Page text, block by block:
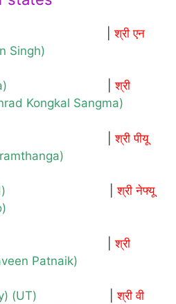
|श्री एन
Singh)
|श्री
Kongkal Sangma)
श्री पीयू
|श्री नेफ्यू
|श्री
Patnaik)
(UT) |श्री वी